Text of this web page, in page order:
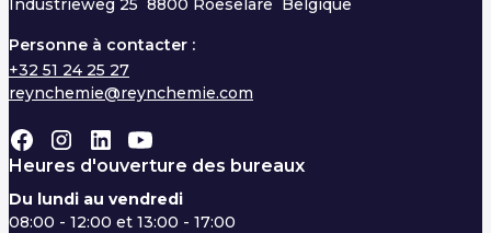
Personne à contacter :
+32 51 24 25 27
reynchemie@reynchemie.com
Heures d'ouverture des bureaux
Du lundi au vendredi
08:00 - 12:00 et 13:00 - 17:00